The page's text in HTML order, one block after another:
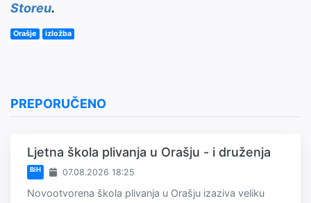
Storeu.
Orašje izložba
PREPORUČENO
Ljetna škola plivanja u Orašju - i druženja
BiH 07.08.2026 18:25
Novootvorena škola plivanja u Orašju izaziva veliku